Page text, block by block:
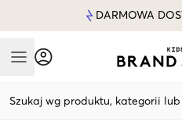
DARMOWA
Mobile Menu
Szukaj wg produktu, kategorii